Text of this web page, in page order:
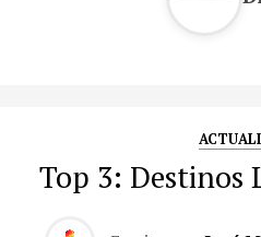
Top 3: Destinos